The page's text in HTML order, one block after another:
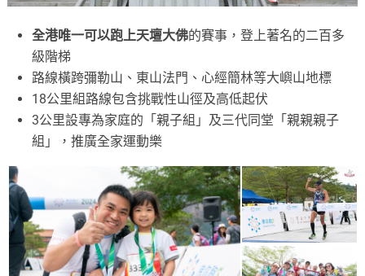
全港唯一可以跑上天壇大佛的賽事，登上著名的二百多
級階梯
路線橫跨彌勒山、東山法門、心經簡林等大嶼山地標
18公里組路線包含挑戰性山徑及高低起伏
3公里設專為家庭的「親子組」及三代同堂「親親親子
組」，推廣全家運動樂